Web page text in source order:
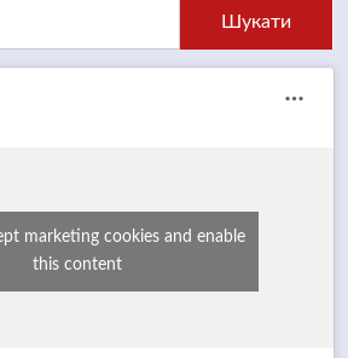
marketing cookies and enable
this content